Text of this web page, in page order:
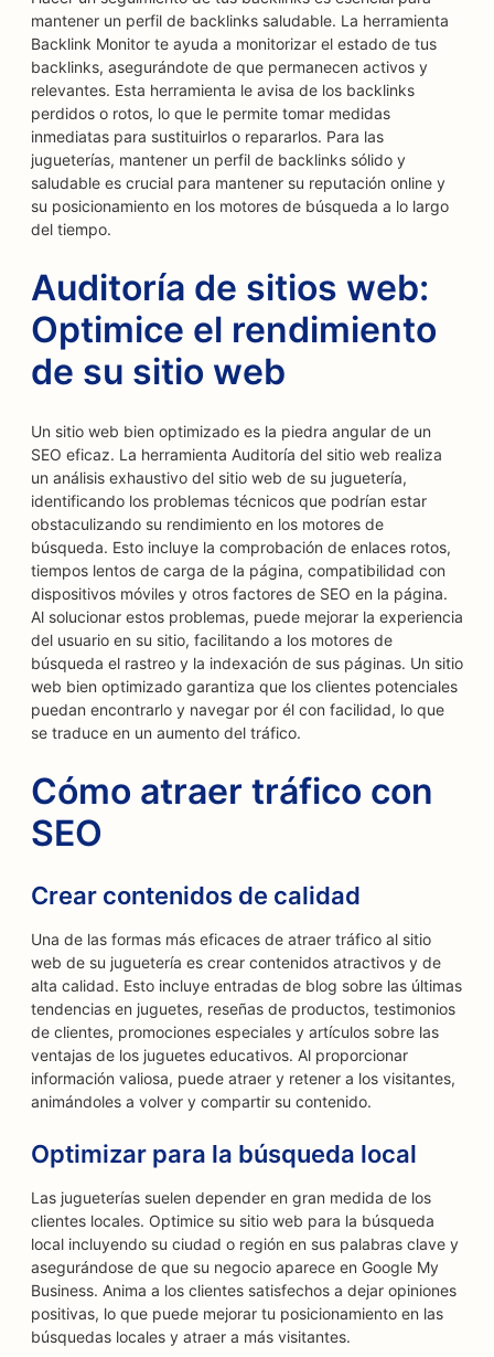
mantener un perfil de backlinks saludable. La herramienta
Backlink Monitor te ayuda a monitorizar el estado de tus
backlinks, asegurándote de que permanecen activos y
relevantes. Esta herramienta le avisa de los backlinks
perdidos o rotos, lo que le permite tomar medidas
inmediatas para sustituirlos o repararlos. Para las
jugueterías, mantener un perfil de backlinks sólido y
saludable es crucial para mantener su reputación online y
su posicionamiento en los motores de búsqueda a lo largo
del tiempo.
Auditoría de sitios web:
Optimice el rendimiento
de su sitio web
Un sitio web bien optimizado es la piedra angular de un
SEO eficaz. La herramienta Auditoría del sitio web realiza
un análisis exhaustivo del sitio web de su juguetería,
identificando los problemas técnicos que podrían estar
obstaculizando su rendimiento en los motores de
búsqueda. Esto incluye la comprobación de enlaces rotos,
tiempos lentos de carga de la página, compatibilidad con
dispositivos móviles y otros factores de SEO en la página.
Al solucionar estos problemas, puede mejorar la experiencia
del usuario en su sitio, facilitando a los motores de
búsqueda el rastreo y la indexación de sus páginas. Un sitio
web bien optimizado garantiza que los clientes potenciales
puedan encontrarlo y navegar por él con facilidad, lo que
se traduce en un aumento del tráfico.
Cómo atraer tráfico con
SEO
Crear contenidos de calidad
Una de las formas más eficaces de atraer tráfico al sitio
web de su juguetería es crear contenidos atractivos y de
alta calidad. Esto incluye entradas de blog sobre las últimas
tendencias en juguetes, reseñas de productos, testimonios
de clientes, promociones especiales y artículos sobre las
ventajas de los juguetes educativos. Al proporcionar
información valiosa, puede atraer y retener a los visitantes,
animándoles a volver y compartir su contenido.
Optimizar para la búsqueda local
Las jugueterías suelen depender en gran medida de los
clientes locales. Optimice su sitio web para la búsqueda
local incluyendo su ciudad o región en sus palabras clave y
asegurándose de que su negocio aparece en Google My
Business. Anima a los clientes satisfechos a dejar opiniones
positivas, lo que puede mejorar tu posicionamiento en las
búsquedas locales y atraer a más visitantes.